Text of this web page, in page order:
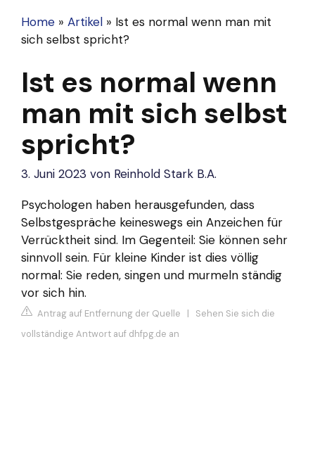
Home » Artikel » Ist es normal wenn man mit
sich selbst spricht?
Ist es normal wenn
man mit sich selbst
spricht?
3. Juni 2023 von Reinhold Stark B.A.
Psychologen haben herausgefunden, dass
Selbstgespräche keineswegs ein Anzeichen für
Verrücktheit sind. Im Gegenteil: Sie können sehr
sinnvoll sein. Für kleine Kinder ist dies völlig
normal: Sie reden, singen und murmeln ständig
vor sich hin.
Antrag auf Entfernung der Quelle | Sehen Sie sich die
vollständige Antwort auf dhfpg.de an